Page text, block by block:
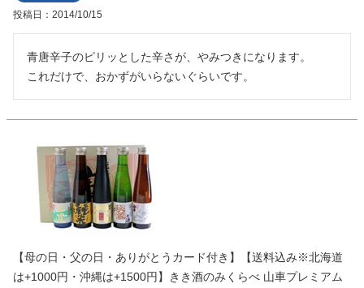
投稿日 2014/10/15
青唐辛子のピリッとした辛さが、やみつきになります。
これだけで、おかずがいらないぐらいです。
【母の日・父の日・ありがとうカード付き】【送料込み※北海道
は+1000円・沖縄は+1500円】きき酒のみくらべ 山車プレミアム